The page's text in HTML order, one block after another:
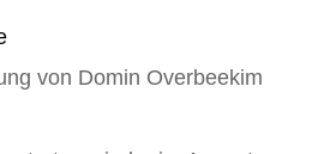
von Domin Overbeekim